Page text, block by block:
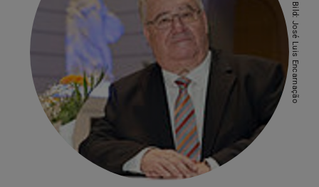
Bild: José Luis Encarnação